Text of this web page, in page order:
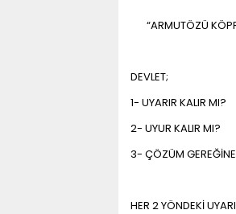
“ARMUTÖZÜ
DEVLET;
1- UYARIR KALIR MI?
2- UYUR KALIR MI?
3- ÇÖZÜM
HER 2 YÖNDEKİ